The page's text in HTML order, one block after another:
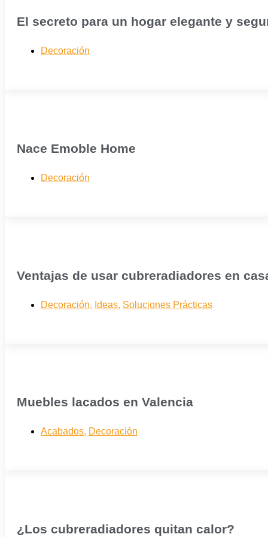
El secreto para un hogar elegante y
Decoración
Nace Emoble Home
Decoración
Ventajas de usar cubreradiadores en
Decoración, Ideas, Soluciones Prácticas
Muebles lacados en Valencia
Acabados, Decoración
¿Los cubreradiadores quitan calor?